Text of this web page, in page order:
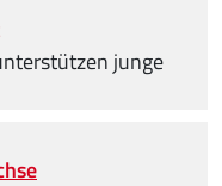
junge